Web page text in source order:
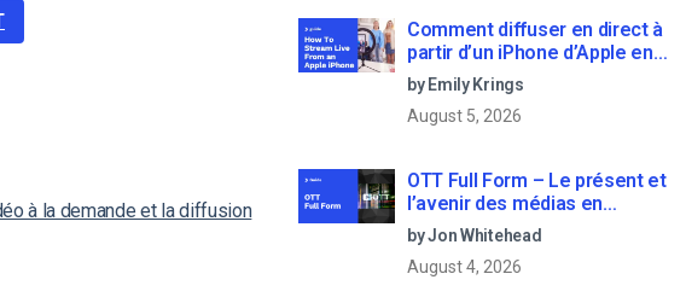
à la demande et la diffusion
Comment diffuser en direct à
partir d’un iPhone d’Apple en
6 étapes faciles
by Emily Krings
August 5, 2026
OTT Full Form – Le présent et
l’avenir des médias en
continu
by Jon Whitehead
August 4, 2026